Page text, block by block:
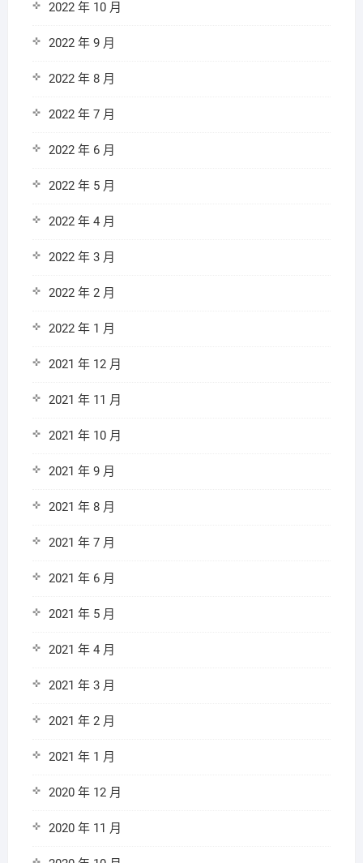
2022 年 10 月
2022 年 9 月
2022 年 8 月
2022 年 7 月
2022 年 6 月
2022 年 5 月
2022 年 4 月
2022 年 3 月
2022 年 2 月
2022 年 1 月
2021 年 12 月
2021 年 11 月
2021 年 10 月
2021 年 9 月
2021 年 8 月
2021 年 7 月
2021 年 6 月
2021 年 5 月
2021 年 4 月
2021 年 3 月
2021 年 2 月
2021 年 1 月
2020 年 12 月
2020 年 11 月